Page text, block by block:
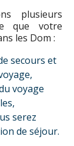
plusieurs
que votre
les Dom :
secours et
voyage
serez
de séjour.